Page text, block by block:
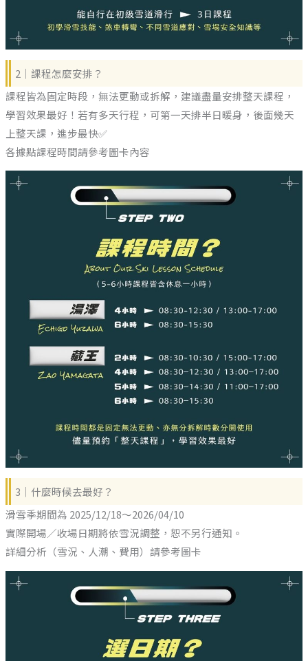
2｜課程怎麼安排？
課程皆為固定時段，無法更動或拆解，建議盡量安排整天課程，
學習效果最好！若有多天行程，可第一天排半日暖身，後面幾天
上整天課，進步最快✅
各據點課程時間請參考圖卡內容
3｜什麼時候去最好？
滑雪季期間為 2025/12/18～2026/04/10
實際開場／收場日期將依雪況調整，恕不另行通知。
詳細分析（雪況、人潮、費用）請參考圖卡